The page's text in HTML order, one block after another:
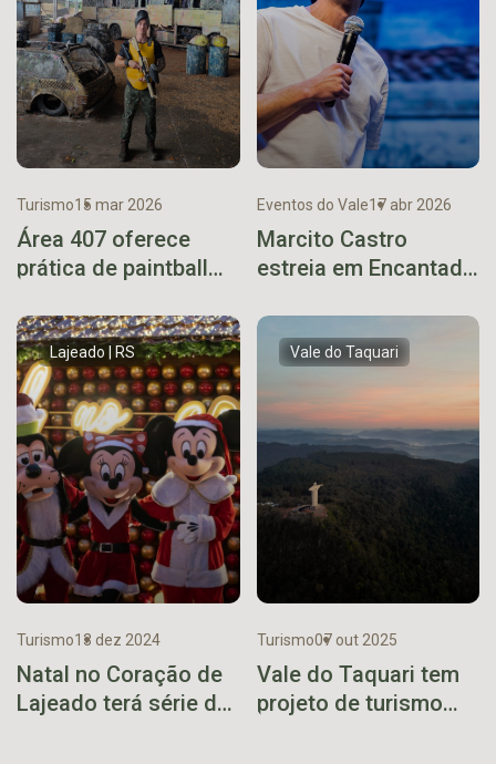
Turismo15 mar 2026
Área 407 oferece
prática de paintball
Eventos do Vale17 abr 2026
Marcito Castro
estreia em Encantado
mistura humor e
memória afetiva
Lajeado | RS
Turismo13 dez 2024
Natal no Coração de
Lajeado terá série de
Vale do Taquari
Turismo07 out 2025
Vale do Taquari tem
projeto de turismo